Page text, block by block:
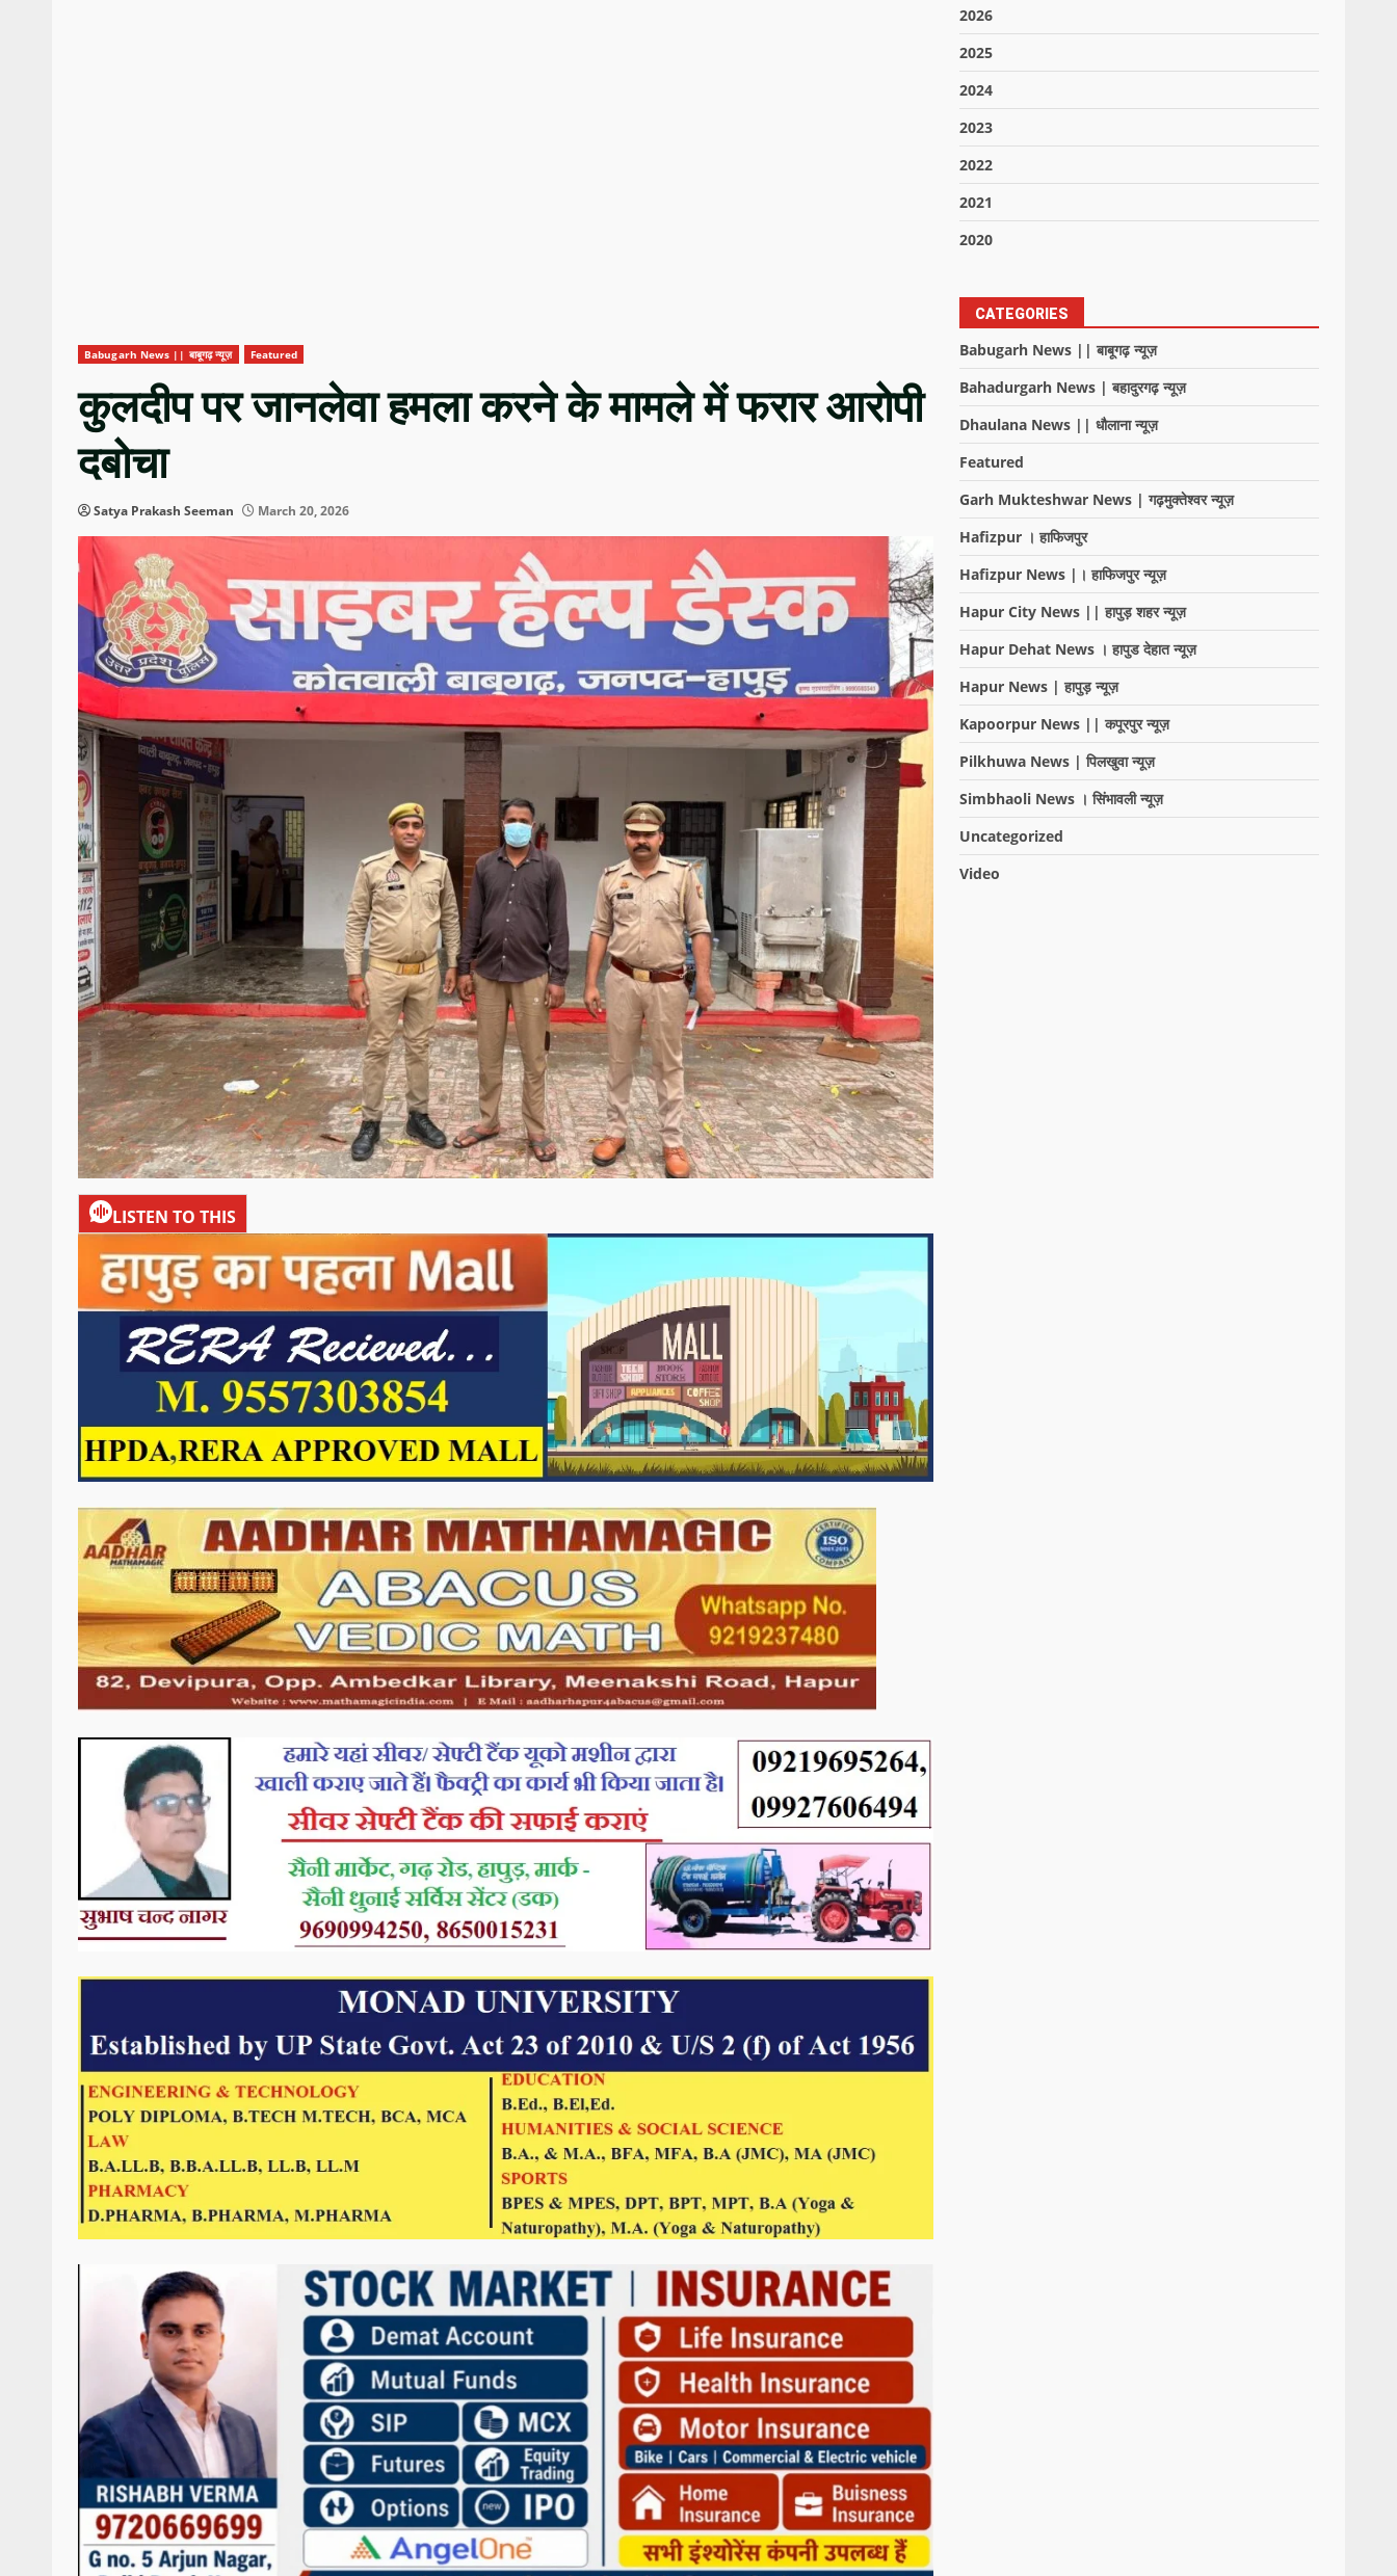
Babugarh News || बाबूगढ़ न्यूज़ Featured
कुलदीप पर जानलेवा हमला करने के मामले में फरार आरोपी
दबोचा
Satya Prakash Seeman March 20, 2026
LISTEN TO THIS
2026
2025
2024
2023
2022
2021
2020
CATEGORIES
Babugarh News || बाबूगढ़ न्यूज़
Bahadurgarh News | बहादुरगढ़ न्यूज़
Dhaulana News || धौलाना न्यूज़
Featured
Garh Mukteshwar News | गढ़मुक्तेश्वर न्यूज़
Hafizpur । हाफिजपुर
Hafizpur News |। हाफिजपुर न्यूज़
Hapur City News || हापुड़ शहर न्यूज़
Hapur Dehat News । हापुड देहात न्यूज़
Hapur News | हापुड़ न्यूज़
Kapoorpur News || कपूरपुर न्यूज़
Pilkhuwa News | पिलखुवा न्यूज़
Simbhaoli News । सिंभावली न्यूज़
Uncategorized
Video